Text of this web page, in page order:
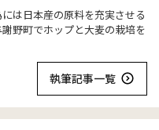
は日本産の原料を充実させる
野町でホップと大麦の栽培を
執筆記事一覧